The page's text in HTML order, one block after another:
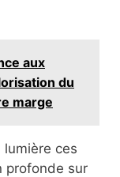
aux
du
marge
lumière ces
profonde sur